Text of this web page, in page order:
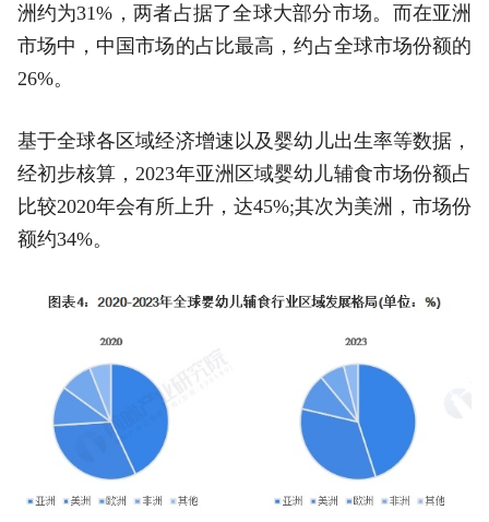
洲约为31%，两者占据了全球大部分市场。而在亚洲
市场中，中国市场的占比最高，约占全球市场份额的
26%。
基于全球各区域经济增速以及婴幼儿出生率等数据，
经初步核算，2023年亚洲区域婴幼儿辅食市场份额占
比较2020年会有所上升，达45%;其次为美洲，市场份
额约34%。